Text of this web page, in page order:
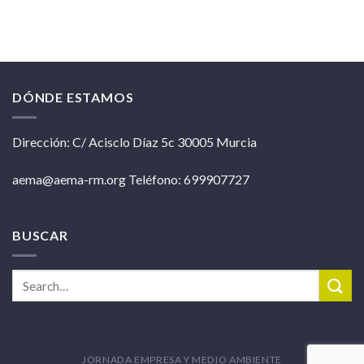
DÓNDE ESTAMOS
Dirección: C/ Acisclo Díaz 5c 30005 Murcia
aema@aema-rm.org Teléfono: 699907727
BUSCAR
JORNADA EMPRESA Y MEDIO AMBIENTE